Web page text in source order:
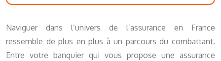
Naviguer dans l’univers de l’assurance en France
ressemble de plus en plus à un parcours du combattant.
Entre votre banquier qui vous propose une assurance